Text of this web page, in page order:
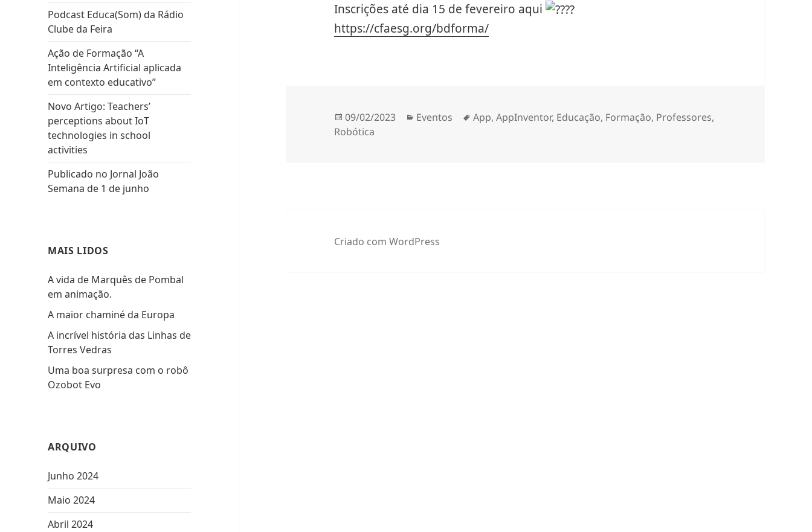
Podcast Educa(Som) da Rádio
Clube da Feira
Ação de Formação “A
Inteligência Artificial aplicada
em contexto educativo”
Novo Artigo: Teachers’
perceptions about IoT
technologies in school
activities
Publicado no Jornal João
Semana de 1 de junho
MAIS LIDOS
A vida de Marquês de Pombal
em animação.
A maior chaminé da Europa
A incrível história das Linhas de
Torres Vedras
Uma boa surpresa com o robô
Ozobot Evo
ARQUIVO
Junho 2024
Maio 2024
Abril 2024
Inscrições até dia 15 de fevereiro aqui
https://cfaesg.org/bdforma/
Publicado
a
09/02/2023 Categorias
Eventos Etiquetas
App,AppInventor, Educação, Formação, Professores,
Robótica
Criado com WordPress